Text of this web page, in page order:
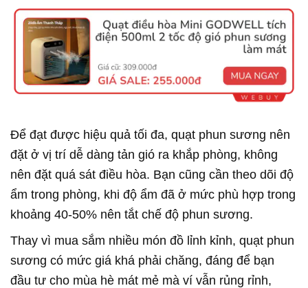
Để đạt được hiệu quả tối đa, quạt phun sương nên
đặt ở vị trí dễ dàng tản gió ra khắp phòng, không
nên đặt quá sát điều hòa. Bạn cũng cần theo dõi độ
ẩm trong phòng, khi độ ẩm đã ở mức phù hợp trong
khoảng 40-50% nên tắt chế độ phun sương.
Thay vì mua sắm nhiều món đồ lỉnh kỉnh, quạt phun
sương có mức giá khá phải chăng, đáng để bạn
đầu tư cho mùa hè mát mẻ mà ví vẫn rủng rỉnh,